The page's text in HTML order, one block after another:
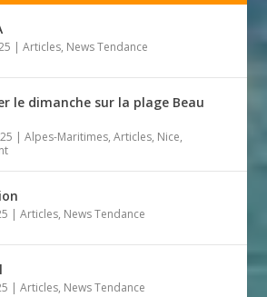
|Articles, News Tendance
le dimanche sur la plage Beau
|Alpes-Maritimes,Articles, Nice,
|Articles, News Tendance
|Articles, News Tendance